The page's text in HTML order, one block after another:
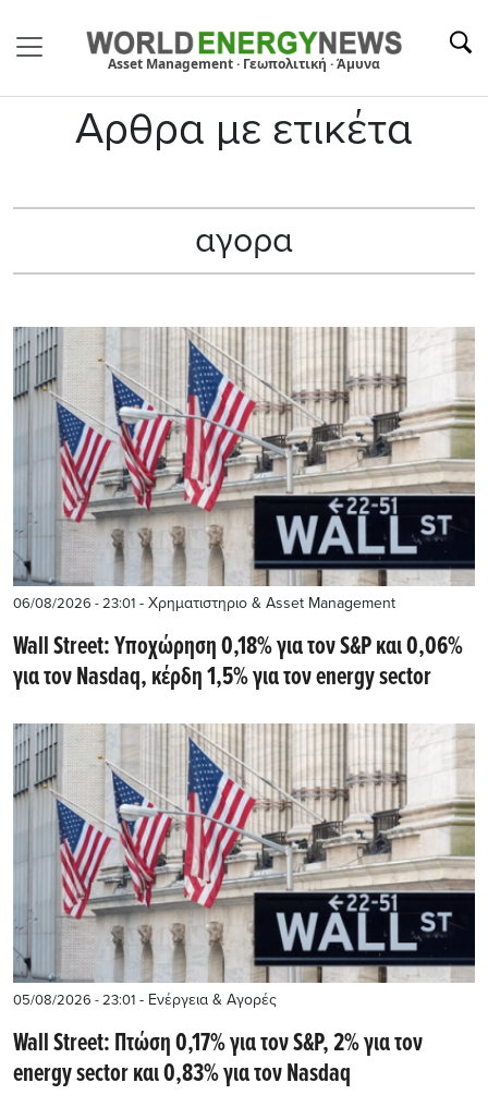
Asset Management · Γεωπολιτική · Άμυνα
Αρθρα με ετικέτα
αγορα
06/08/2026 - 23:01 - Χρηματιστηριο & Asset Management
Wall Street: Υποχώρηση 0,18% για τον S&P και 0,06%
για τον Nasdaq, κέρδη 1,5% για τον energy sector
05/08/2026 - 23:01 - Ενέργεια & Αγορές
Wall Street: Πτώση 0,17% για τον S&P, 2% για τον
energy sector και 0,83% για τον Nasdaq